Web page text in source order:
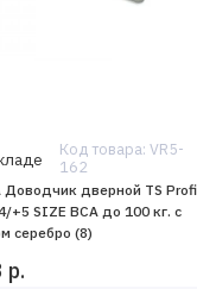
дверей, что
или других
Код товара: VR5-
162
Доводчик дверной TS
+5 SIZE BCА до 100 кг. c
серебро (8)
р.